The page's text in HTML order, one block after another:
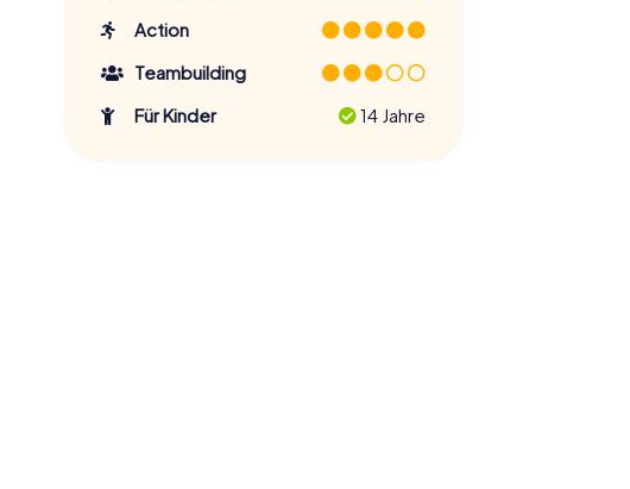
Action
Teambuilding
Für Kinder
14 Jahre